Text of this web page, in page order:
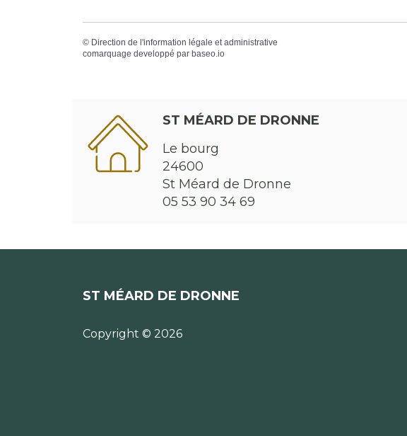
© Direction de l'information légale et administrative
comarquage developpé par baseo.io
ST MÉARD DE DRONNE
Le bourg
24600
St Méard de Dronne
05 53 90 34 69
ST MÉARD DE DRONNE
Copyright © 2026